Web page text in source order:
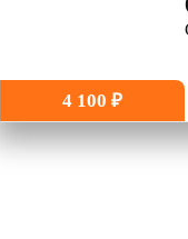
4 100 ₽